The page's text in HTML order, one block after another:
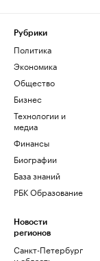
Рубрики
Политика
Экономика
Общество
Бизнес
Технологии и
медиа
Финансы
Биографии
База знаний
РБК Образование
Новости
регионов
Санкт-Петербург